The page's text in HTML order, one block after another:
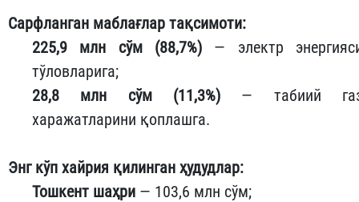
Сарфланган маблағлар тақсимоти:
225,9 млн сўм (88,7%) — электр
тўловларига;
28,8 млн сўм (11,3%) — табиий
харажатларини қоплашга.
Энг кўп хайрия қилинган ҳудудлар:
Тошкент шаҳри — 103,6 млн сўм;